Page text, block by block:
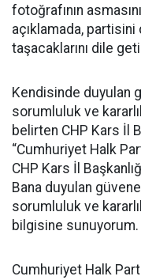
fotoğrafının
açıklamada,
taşacaklarını dile
Kendisinde duyulan
sorumluluk ve
belirten CHP Kars İl
“Cumhuriyet Halk
CHP Kars İl
Bana duyulan
sorumluluk ve
bilgisine sunuyorum.
Cumhuriyet Halk